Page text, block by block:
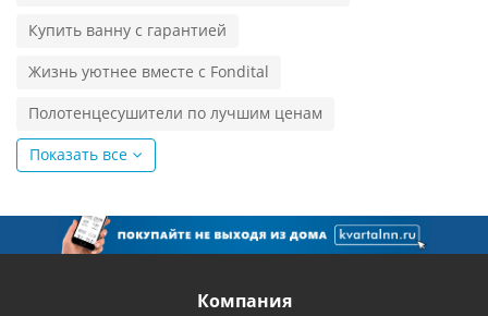
Купить ванну с гарантией
Жизнь уютнее вместе с Fondital
Полотенцесушители по лучшим ценам
Показать все
Компания